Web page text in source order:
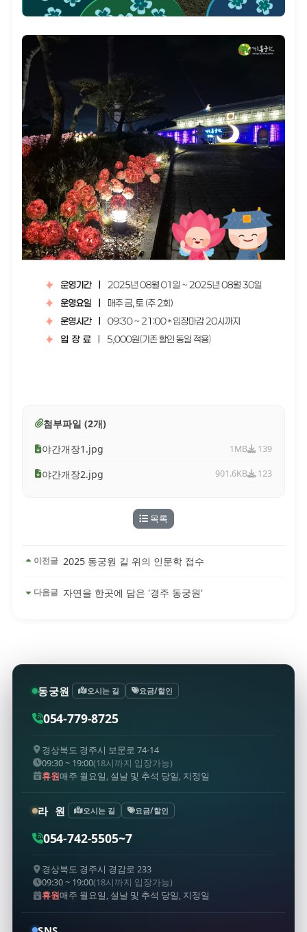
첨부파일 (2개)
야간개장1.jpg
1MB 139
야간개장2.jpg 901.6KB 123
목록
이전글 2025 동궁원 길 위의 인문학 접수
다음글 자연을 한곳에 담은 '경주 동궁원'
동궁원 오시는 길 요금/할인
054-779-8725
경상북도 경주시 보문로 74-14
09:30 ~ 19:00(18시까지 입장가능)
휴원매주 월요일, 설날 및 추석 당일, 지정일
라 원 오시는 길 요금/할인
054-742-5505~7
경상북도 경주시 경감로 233
09:30 ~ 19:00(18시까지 입장가능)
휴원매주 월요일, 설날 및 추석 당일, 지정일